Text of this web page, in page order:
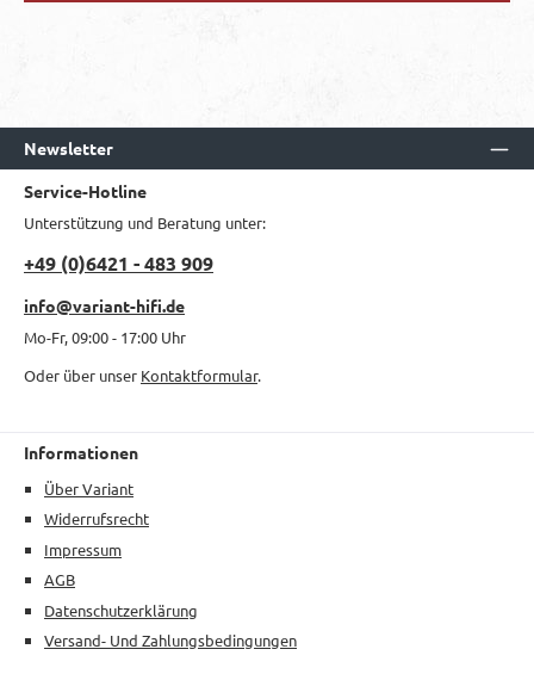
Newsletter
Service-Hotline
Unterstützung und Beratung unter:
+49 (0)6421 - 483 909
info@variant-hifi.de
Mo-Fr, 09:00 - 17:00 Uhr
Oder über unser Kontaktformular.
Informationen
Über Variant
Widerrufsrecht
Impressum
AGB
Datenschutzerklärung
Versand- Und Zahlungsbedingungen